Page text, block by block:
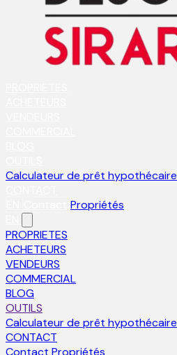
Calculateur de prêt hypothécaire
Propriétés
PROPRIETES
ACHETEURS
VENDEURS
COMMERCIAL
BLOG
OUTILS
Calculateur de prêt hypothécaire
CONTACT
Contact Propriétés